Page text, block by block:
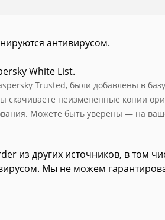
антивирусом.
White List.
Trusted, были добавлены в
скачиваете неизмененные копии
Можете быть уверены — на
из других источников, в том
Мы не можем